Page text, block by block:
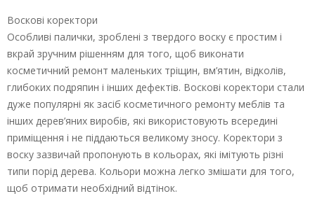
Воскові коректори
Особливі палички, зроблені з твердого воску є простим і
вкрай зручним рішенням для того, щоб виконати
косметичний ремонт маленьких тріщин, вм’ятин, відколів,
глибоких подряпин і інших дефектів. Воскові коректори стали
дуже популярні як засіб косметичного ремонту меблів та
інших дерев’яних виробів, які використовують всередині
приміщення і не піддаються великому зносу. Коректори з
воску зазвичай пропонують в кольорах, які імітують різні
типи порід дерева. Кольори можна легко змішати для того,
щоб отримати необхідний відтінок.